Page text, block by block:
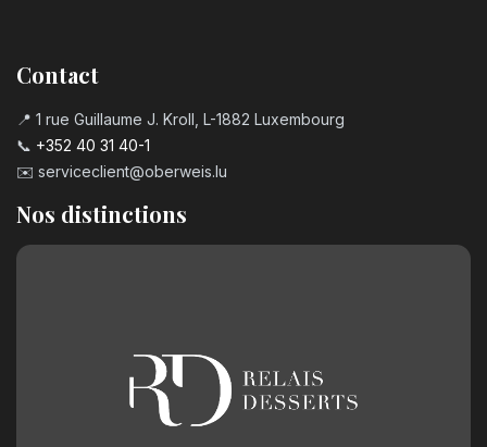
Contact
📍 1 rue Guillaume J. Kroll, L-1882 Luxembourg
📞 +352 40 31 40-1
✉️ serviceclient@oberweis.lu
Nos distinctions